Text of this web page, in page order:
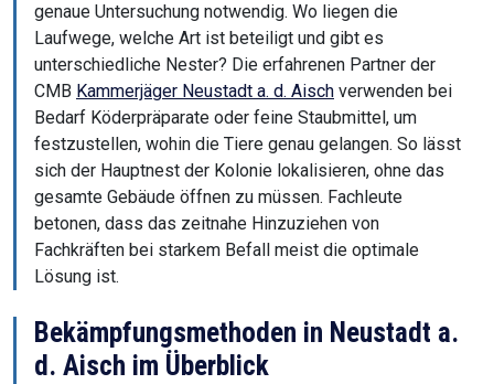
genaue Untersuchung notwendig. Wo liegen die
Laufwege, welche Art ist beteiligt und gibt es
unterschiedliche Nester? Die erfahrenen Partner der
CMB Kammerjäger Neustadt a. d. Aisch verwenden bei
Bedarf Köderpräparate oder feine Staubmittel, um
festzustellen, wohin die Tiere genau gelangen. So lässt
sich der Hauptnest der Kolonie lokalisieren, ohne das
gesamte Gebäude öffnen zu müssen. Fachleute
betonen, dass das zeitnahe Hinzuziehen von
Fachkräften bei starkem Befall meist die optimale
Lösung ist.
Bekämpfungsmethoden in Neustadt a.
d. Aisch im Überblick